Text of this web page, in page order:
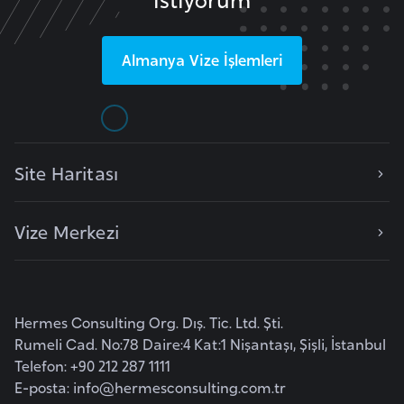
Almanya Vize İşlemleri
Site Haritası
Vize Merkezi
Hermes Consulting Org. Dış. Tic. Ltd. Şti.
Rumeli Cad. No:78 Daire:4 Kat:1 Nişantaşı, Şişli, İstanbul
Telefon: +90 212 287 1111
E-posta: info@hermesconsulting.com.tr
i
i
m
a
r